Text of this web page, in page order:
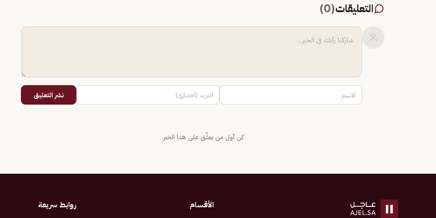
التعليقات(
0
)
نشر التعليق
كن أول من يعلّق على هذا الخبر.
الأقسام روابط سريعة